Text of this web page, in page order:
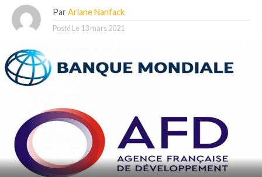
Par Ariane Nanfack
Posté Le 13 mars 2021